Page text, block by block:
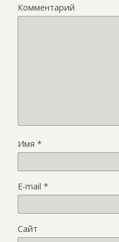
Комментарий
Имя *
E-mail *
Сайт